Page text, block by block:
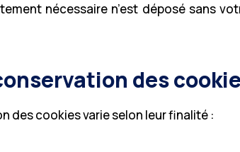
nécessaire n’est déposé sans
des
des cookies varie selon leur finalité :